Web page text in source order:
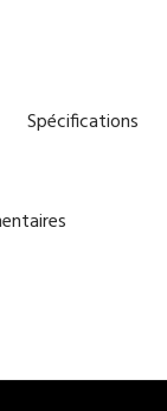
Spécifications